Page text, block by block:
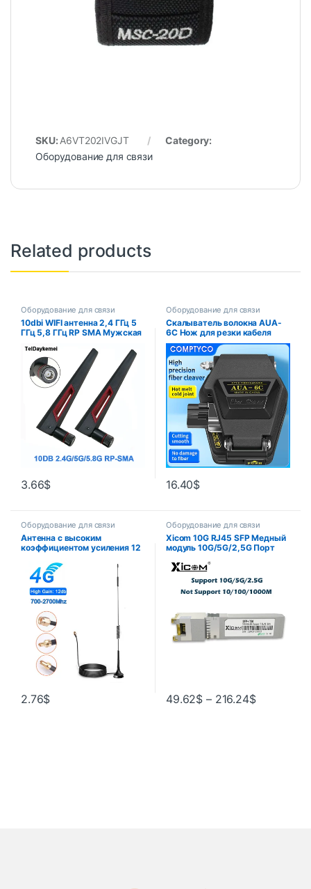
SKU: A6VT202IVGJT
Category:
Оборудование для связи
Related products
Оборудование для связи
10dbi WIFI антенна 2,4 ГГц 5
ГГц 5,8 ГГц RP SMA Мужская
для усилителя WLAN
Маршрутизатор Усилитель
сигнала Антенна
3.66$
Оборудование для связи
Скалыватель волокна AUA-
6C Нож для резки кабеля
FTTT Нож для оптоволокна
Инструменты для резки
Высокоточный скалыватель
16-точечное лезвие
16.40$
Оборудование для связи
Антенна с высоким
коэффициентом усиления 12
штекерный разъем 700-2700
МГц, GSM внешний
маршрутизатор, магнитная
антенна LTE, усилитель
сигнала
2.76$
Оборудование для связи
Xicom 10G RJ45 SFP Медный
модуль 10G/5G/2,5G Порт
10GBase-T RJ45 Совместим с
Ethernet-коммутатором
Cisco/Mikrotik
49.62$ – 216.24$